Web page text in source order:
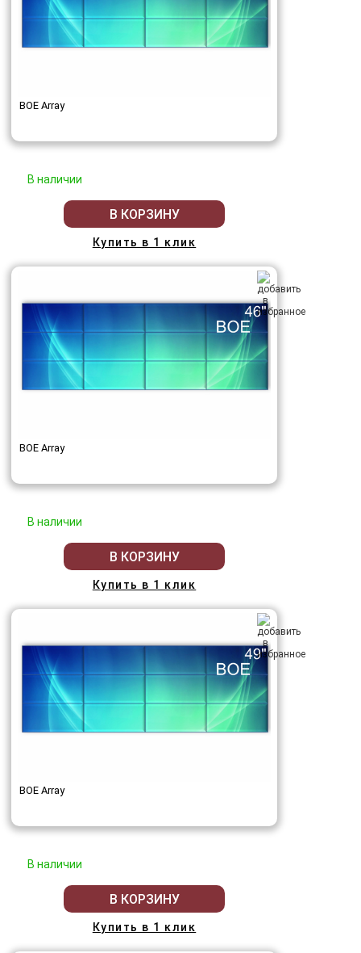
BOE Array
В наличии
В КОРЗИНУ
Купить в 1 клик
BOE Array
В наличии
В КОРЗИНУ
Купить в 1 клик
BOE Array
В наличии
В КОРЗИНУ
Купить в 1 клик